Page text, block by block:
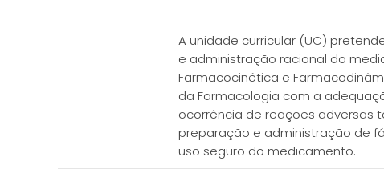
A unidade curricular (UC)
e administração racional do
Farmacocinética e
da Farmacologia com a
ocorrência de reações adversas
preparação e administração de
uso seguro do medicamento.